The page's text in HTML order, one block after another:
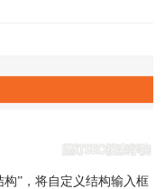
构”，将自定义结构输入框